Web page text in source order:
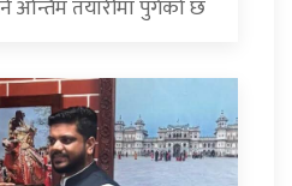
अन्तिम तयारीमा पुगेको छ